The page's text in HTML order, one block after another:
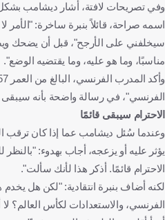
وفي تصريحات لافتة، أشار ديشامب
اسمه صراحة، قائلاً بنبرة ساخرة: "الأمر
سيخلفني على الأرجح"، قبل أن يضحك
مناسبًا، وما هو عليه، وما يقتضيه الوضع".
الفرنسي"، في رسالة واضحة بأنه سيبقى
الاحترام سيبقى قائمًا
وعندما سُئل ديشامب عما إذا كان ترقب
يؤثر عليه أو يزعجه، أجاب بهدوء:
الاحترام قائمًا. أذكر هذا لأنك سألت".
لكنه أضاف بنبرة انتقادية: "لكن هل يخدم
الفرنسي، والاستعدادات لكأس العالم؟